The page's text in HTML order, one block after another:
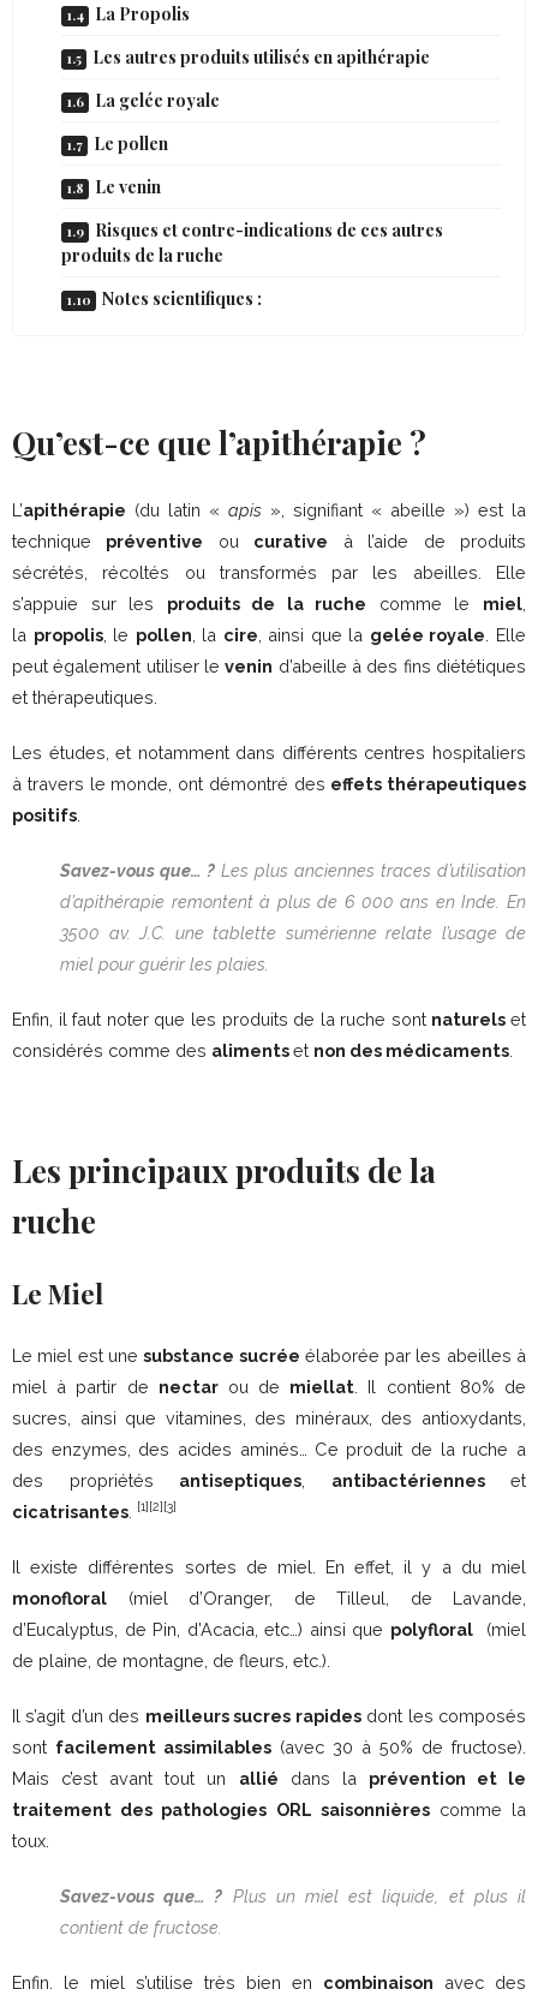
La Propolis
Les autres produits utilisés en apithérapie
La gelée royale
Le pollen
Le venin
Risques et contre-indications de ces autres
produits de la ruche
Notes scientifiques :
Qu’est-ce que l’apithérapie ?
L’apithérapie (du latin « apis », signifiant « abeille ») est la
technique préventive ou curative à l’aide de produits
sécrétés, récoltés ou transformés par les abeilles. Elle
s’appuie sur les produits de la ruche comme le miel
la propolis, le pollen , la cire , ainsi que la gelée royale . Elle
peut également utiliser levenin d’abeille à des fins diététiques
et thérapeutiques.
Les études, et notamment dans différents centres hospitaliers
à travers le monde, ont démontré des effets thérapeutiques
positifs
Savez-vous que… ? Les plus anciennes traces d’utilisation
d’apithérapie remontent à plus de 6 000 ans en Inde. En
3500 av. J.C. une tablette sumérienne relate l’usage de
miel pour guérir les plaies.
Enfin, il faut noter que les produits de la ruche sont naturelset
considérés comme des alimentset non des médicaments
Les principaux produits de la
ruche
Le Miel
Le miel est unesubstance sucrée élaborée par les abeilles à
miel à partir de nectarou de miellat . Il contient 80% de
sucres, ainsi que vitamines, des minéraux, des antioxydants,
des enzymes, des acides aminés… Ce produit de la ruche a
des propriétés antiseptiques antibactérienneset
cicatrisantes
[1][2][3]
Il existe différentes sortes de miel. En effet, il y a du miel
monofloral (miel d’Oranger, de Tilleul, de Lavande,
d’Eucalyptus, de Pin, d’Acacia, etc…) ainsi que polyfloral(miel
de plaine, de montagne, de fleurs, etc.).
Il s’agit d’un des meilleurs sucres rapidesdont les composés
sont facilement assimilables (avec 30 à 50% de fructose).
Mais c’est avant tout un allié dans la prévention et le
traitement des pathologies ORL saisonnièrescomme la
toux.
Savez-vous que… ? Plus un miel est liquide, et plus il
contient de fructose.
Enfin, le miel s’utilise très bien en combinaison avec des